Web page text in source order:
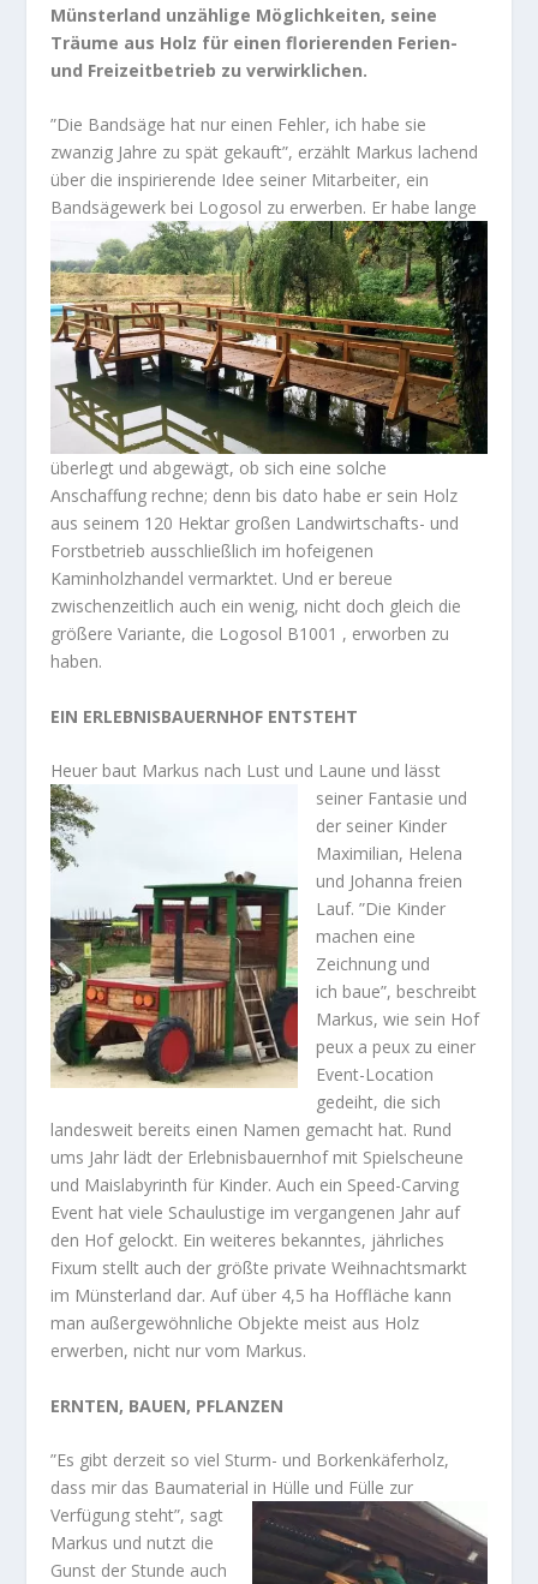
Münsterland unzählige Möglichkeiten, seine
Träume aus Holz für einen florierenden Ferien-
und Freizeitbetrieb zu verwirklichen.
”Die Bandsäge hat nur einen Fehler, ich habe sie
zwanzig Jahre zu spät gekauft”, erzählt Markus lachend
über die inspirierende Idee seiner Mitarbeiter, ein
Bandsägewerk bei Logosol zu erwerben. Er habe lange
überlegt und abgewägt, ob sich eine solche
Anschaffung rechne; denn bis dato habe er sein Holz
aus seinem 120 Hektar großen Landwirtschafts- und
Forstbetrieb ausschließlich im hofeigenen
Kaminholzhandel vermarktet. Und er bereue
zwischenzeitlich auch ein wenig, nicht doch gleich die
größere Variante, die Logosol B1001 , erworben zu
haben.
EIN ERLEBNISBAUERNHOF ENTSTEHT
Heuer baut Markus nach Lust und Laune und lässt
seiner Fantasie und
der seiner Kinder
Maximilian, Helena
und Johanna freien
Lauf. ”Die Kinder
machen eine
Zeichnung und
ich baue”, beschreibt
Markus, wie sein Hof
peux a peux zu einer
Event-Location
gedeiht, die sich
landesweit bereits einen Namen gemacht hat. Rund
ums Jahr lädt der Erlebnisbauernhof mit Spielscheune
und Maislabyrinth für Kinder. Auch ein Speed-Carving
Event hat viele Schaulustige im vergangenen Jahr auf
den Hof gelockt. Ein weiteres bekanntes, jährliches
Fixum stellt auch der größte private Weihnachtsmarkt
im Münsterland dar. Auf über 4,5 ha Hoffläche kann
man außergewöhnliche Objekte meist aus Holz
erwerben, nicht nur vom Markus.
ERNTEN, BAUEN, PFLANZEN
”Es gibt derzeit so viel Sturm- und Borkenkäferholz,
dass mir das Baumaterial in Hülle und Fülle zur
Verfügung steht”, sagt
Markus und nutzt die
Gunst der Stunde auch